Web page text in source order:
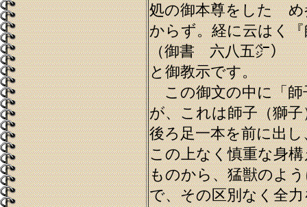
処の御本尊をしたゝ
からず。経に云はく
（御書 六八五㌻）
と御教示です。
この御文の中に「師
が、これは師子（獅
後ろ足一本を前に出
この上なく慎重な身
ものから、猛獣のよ
で、その区別なく全